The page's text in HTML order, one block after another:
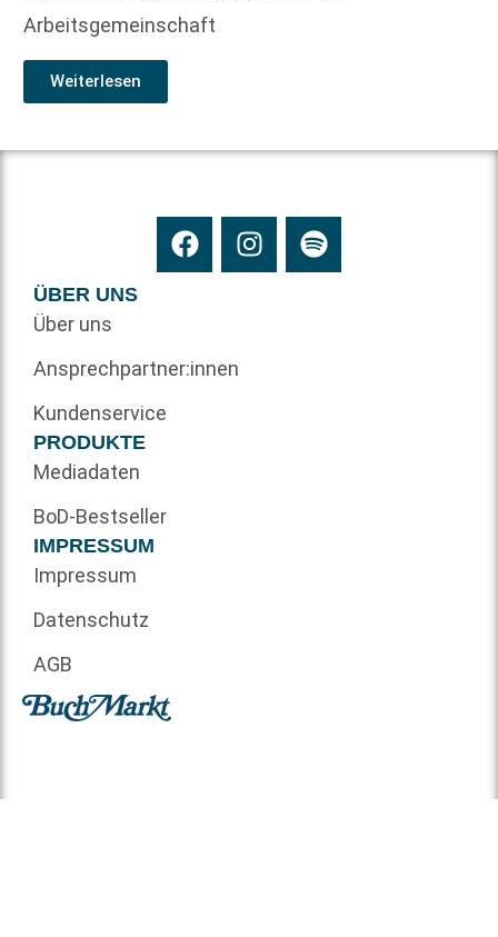
Arbeitsgemeinschaft
Weiterlesen
ÜBER UNS
Über uns
Ansprechpartner:innen
Kundenservice
PRODUKTE
Mediadaten
BoD-Bestseller
IMPRESSUM
Impressum
Datenschutz
AGB